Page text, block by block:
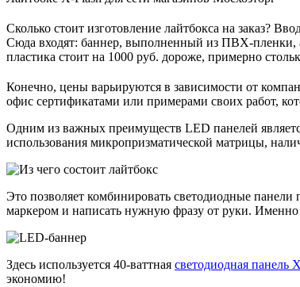
Сколько стоит изготовление лайтбокса на заказ?
Сюда входят: баннер, выполненный из ПВХ-пленки,
пластика стоит на 1000 руб. дороже, примерно
Конечно, цены варьируются в зависимости от
офис сертификатами или примерами своих работ,
Одним из важных преимуществ LED панелей
использования микропризматической матрицы,
Это позволяет комбинировать светодиодные
маркером и написать нужную фразу от руки. Именно
Здесь используется 40-ваттная светодиодная панель
экономию!